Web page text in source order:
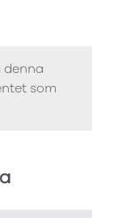
denna
som